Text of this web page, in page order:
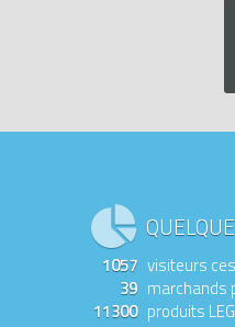
1057 visiteurs
39 marchands
11300 produits